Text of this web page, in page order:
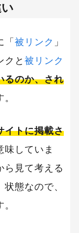
「被リンク 」
クと被リンク
るのか、され
イトに掲載さ
味していま
ら見て考える
態なので、